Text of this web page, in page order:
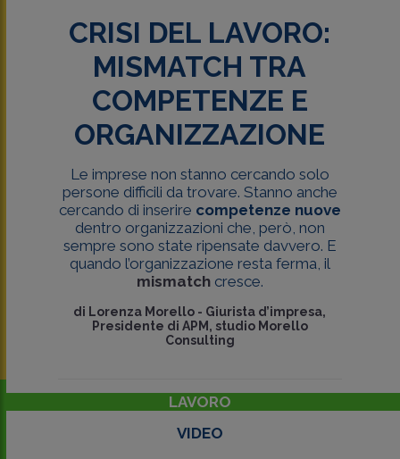
CRISI DEL LAVORO:
MISMATCH TRA
COMPETENZE E
ORGANIZZAZIONE
Le imprese non stanno cercando solo
persone difficili da trovare. Stanno anche
cercando di inserire competenze nuove
dentro organizzazioni che, però, non
sempre sono state ripensate davvero. E
quando l’organizzazione resta ferma, il
mismatchcresce.
di Lorenza Morello - Giurista d’impresa,
Presidente di APM, studio Morello
Consulting
LAVORO
VIDEO